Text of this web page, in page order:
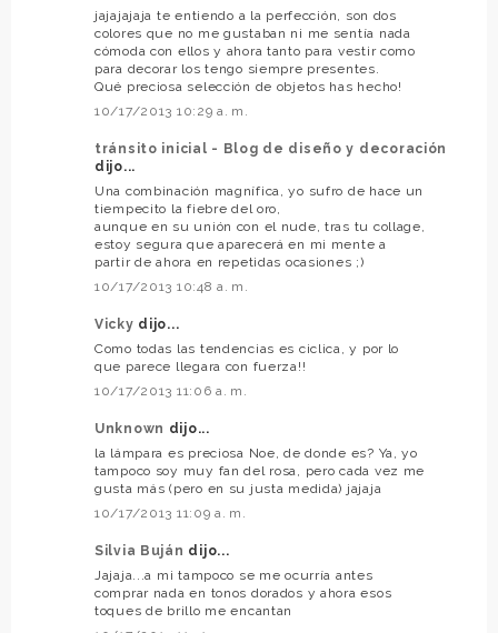
jajajajaja te entiendo a la perfección, son dos
colores que no me gustaban ni me sentía nada
cómoda con ellos y ahora tanto para vestir como
para decorar los tengo siempre presentes.
Qué preciosa selección de objetos has hecho!
10/17/2013 10:29 a. m.
tránsito inicial - Blog de diseño y decoración
dijo...
Una combinación magnífica, yo sufro de hace un
tiempecito la fiebre del oro,
aunque en su unión con el nude, tras tu collage,
estoy segura que aparecerá en mi mente a
partir de ahora en repetidas ocasiones ;)
10/17/2013 10:48 a. m.
Vicky dijo...
Como todas las tendencias es ciclica, y por lo
que parece llegara con fuerza!!
10/17/2013 11:06 a. m.
Unknown dijo...
la lámpara es preciosa Noe, de donde es? Ya, yo
tampoco soy muy fan del rosa, pero cada vez me
gusta más (pero en su justa medida) jajaja
10/17/2013 11:09 a. m.
Silvia Buján dijo...
Jajaja...a mi tampoco se me ocurría antes
comprar nada en tonos dorados y ahora esos
toques de brillo me encantan